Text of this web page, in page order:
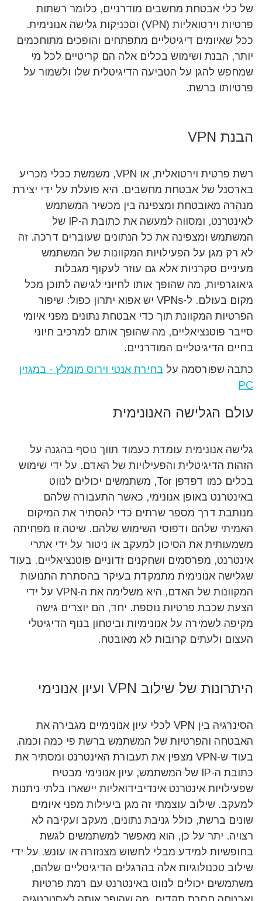
של כלי אבטחת מחשבים מודרניים, כלומר רשתות
פרטיות וירטואליות (VPN) וטכניקות גלישה אנונימית.
ככל שאיומים דיגיטליים מתפתחים והופכים מתוחכמים
יותר, הבנת ושימוש בכלים אלה הם קריטיים לכל מי
שמחפש להגן על הטביעה הדיגיטלית שלו ולשמור על
פרטיותו ברשת.
הבנת VPN
רשת פרטית וירטואלית, או VPN, משמשת ככלי מכריע
בארסנל של אבטחת מחשבים. היא פועלת על ידי יצירת
מנהרה מאובטחת ומצפינה בין מכשיר המשתמש
לאינטרנט, ומסווה למעשה את כתובת ה-IP של
המשתמש ומצפינה את כל הנתונים שעוברים דרכה. זה
לא רק מגן על הפעילויות המקוונות של המשתמש
מעיניים סקרניות אלא גם עוזר לעקוף מגבלות
גיאוגרפיות, מה שהופך אותו לחיוני לגישה לתוכן מכל
מקום בעולם. ל-VPNs יש אפוא יתרון כפול: שיפור
הפרטיות המקוונת תוך כדי אבטחת נתונים מפני איומי
סייבר פוטנציאליים, מה שהופך אותם למרכיב חיוני
בחיים הדיגיטליים המודרניים.
כתבה שפורסמה על בחירת אנטי וירוס מומלץ - במגזין
PC
עולם הגלישה האנונימית
גלישה אנונימית עומדת כעמוד תווך נוסף בהגנה על
הזהות הדיגיטלית והפעילויות של האדם. על ידי שימוש
בכלים כמו דפדפן Tor, משתמשים יכולים לנווט
באינטרנט באופן אנונימי, כאשר התעבורה שלהם
מנותבת דרך מספר שרתים כדי להסתיר את המיקום
האמיתי שלהם ודפוסי השימוש שלהם. שיטה זו מפחיתה
משמעותית את הסיכון למעקב או ניטור על ידי אתרי
אינטרנט, מפרסמים ושחקנים זדוניים פוטנציאליים. בעוד
שגלישה אנונימית מתמקדת בעיקר בהסתרת התנועות
המקוונות של האדם, היא משלימה את ה-VPN על ידי
הצעת שכבת פרטיות נוספת. יחד, הם יוצרים גישה
מקיפה לשמירה על אנונימיות וביטחון בנוף הדיגיטלי
העצום ולעתים קרובות לא מאובטח.
היתרונות של שילוב VPN ועיון אנונימי
הסינרגיה בין VPN לכלי עיון אנונימיים מגבירה את
האבטחה והפרטיות של המשתמש ברשת פי כמה וכמה.
בעוד ש-VPN מצפין את תעבורת האינטרנט ומסתיר את
כתובת ה-IP של המשתמש, עיון אנונימי מבטיח
שפעילויות אינטרנט אינדיבידואליות יישארו בלתי ניתנות
למעקב. שילוב עוצמתי זה מגן ביעילות מפני איומים
שונים ברשת, כולל גניבת נתונים, מעקב ועקיבה לא
רצויה. יתר על כן, הוא מאפשר למשתמשים לגשת
בחופשיות למידע מבלי לחשוש מצנזורה או עונש. על ידי
שילוב טכנולוגיות אלה בהרגלים הדיגיטליים שלהם,
משתמשים יכולים לנווט באינטרנט עם רמת פרטיות